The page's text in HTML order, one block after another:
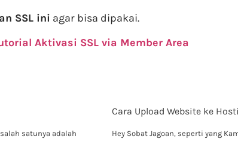
SSL ini agar bisa dipakai.
Aktivasi SSL via Member Area
satunya adalah
Cara Upload Website ke
Hey Sobat Jagoan, seperti yang